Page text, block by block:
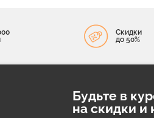
Скидки
до 50%
Будьте в
на скидки и